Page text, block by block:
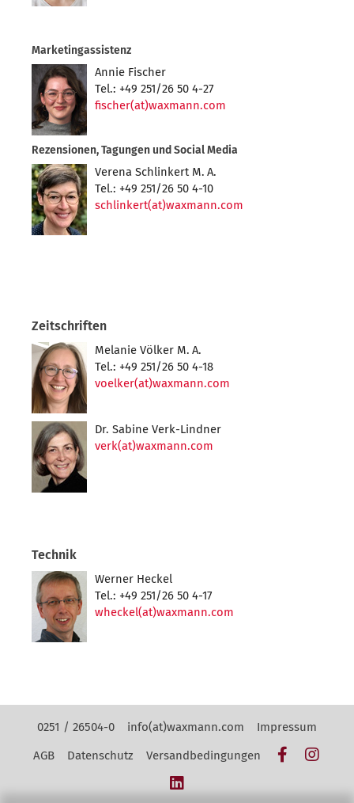
Marketingassistenz
Annie Fischer
Tel.: +49 251/26 50 4-27
fischer(at)waxmann.com
Rezensionen, Tagungen und Social Media
Verena Schlinkert M. A.
Tel.: +49 251/26 50 4-10
schlinkert(at)waxmann.com
Zeitschriften
Melanie Völker M. A.
Tel.: +49 251/26 50 4-18
voelker(at)waxmann.com
Dr. Sabine Verk-Lindner
verk(at)waxmann.com
Technik
Werner Heckel
Tel.: +49 251/26 50 4-17
wheckel(at)waxmann.com
Kontakt Navigation
0251 / 26504-0 info(at)waxmann.com
Impressum
AGB
Datenschutz Versandbedingungen Facebook